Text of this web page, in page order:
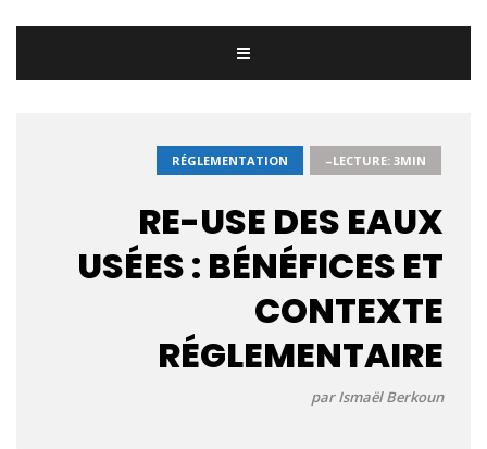
RÉGLEMENTATION –LECTURE: 3MIN
RE-USE DES EAUX
USÉES : BÉNÉFICES ET
CONTEXTE
RÉGLEMENTAIRE
par Ismaël Berkoun